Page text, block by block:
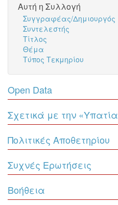
Αυτή η Συλλογή
Συγγραφέας/Δημιουργός
Συντελεστής
Τίτλος
Θέμα
Τύπος Τεκμηρίου
Open Data
Σχετικά με την
Πολιτικές Αποθετηρίου
Συχνές Ερωτήσεις
Βοήθεια